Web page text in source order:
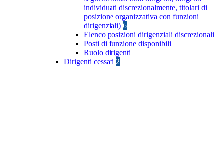
individuati discrezionalmente, titolari di
posizione organizzativa con funzioni
dirigenziali) 6
Elenco posizioni dirigenziali discrezionali
Posti di funzione disponibili
Ruolo dirigenti
Dirigenti cessati 2